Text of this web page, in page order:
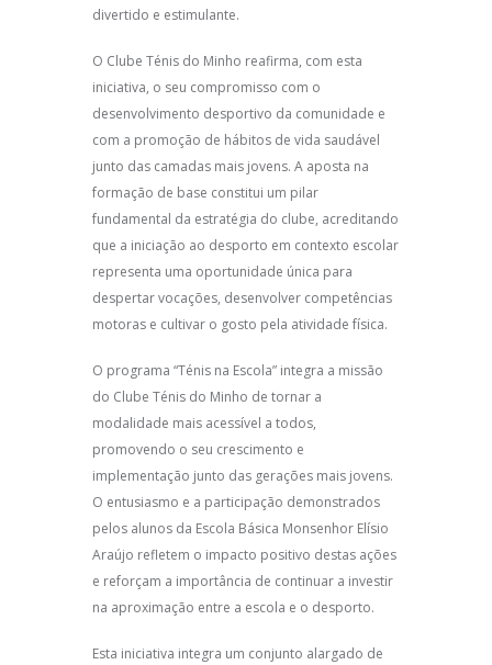
divertido e estimulante.
O Clube Ténis do Minho reafirma, com esta
iniciativa, o seu compromisso com o
desenvolvimento desportivo da comunidade e
com a promoção de hábitos de vida saudável
junto das camadas mais jovens. A aposta na
formação de base constitui um pilar
fundamental da estratégia do clube, acreditando
que a iniciação ao desporto em contexto escolar
representa uma oportunidade única para
despertar vocações, desenvolver competências
motoras e cultivar o gosto pela atividade física.
O programa “Ténis na Escola” integra a missão
do Clube Ténis do Minho de tornar a
modalidade mais acessível a todos,
promovendo o seu crescimento e
implementação junto das gerações mais jovens.
O entusiasmo e a participação demonstrados
pelos alunos da Escola Básica Monsenhor Elísio
Araújo refletem o impacto positivo destas ações
e reforçam a importância de continuar a investir
na aproximação entre a escola e o desporto.
Esta iniciativa integra um conjunto alargado de